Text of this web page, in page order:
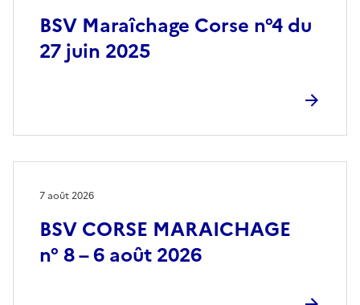
BSV Maraîchage Corse n°4 du
27 juin 2025
BSV CORSE MARAICHAGE
n° 8 – 6 août 2026
7 août 2026